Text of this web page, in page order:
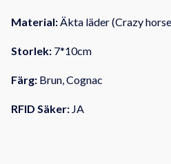
Material:Äkta läder (Crazy
Storlek: 7*10cm
Färg: Brun, Cognac
RFID Säker: JA